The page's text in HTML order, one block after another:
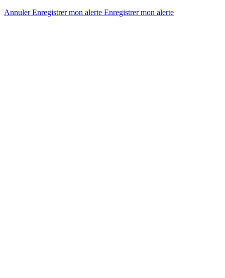
AnnulerEnregistrer mon alerte Enregistrermon alerte